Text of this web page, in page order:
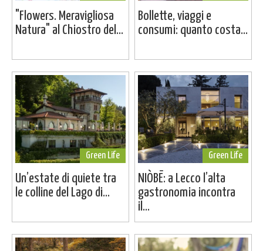
"Flowers. Meravigliosa
Natura" al Chiostro del...
Bollette, viaggi e
consumi: quanto costa...
Green Life
Un’estate di quiete tra
le colline del Lago di...
Green Life
NIÒBĒ: a Lecco l’alta
gastronomia incontra
il...